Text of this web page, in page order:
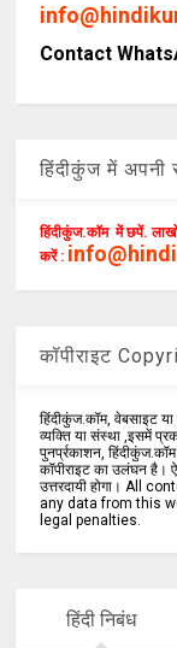
Contact
हिंदीकुंज में अपनी
हिंदीकुंज.कॉम में छपें.
करें :
कॉपीराइट
हिंदीकुंज.कॉम, वेबसाइट
व्यक्ति या संस्था ,इसमें
पुनर्प्रकाशन,
कॉपीराइट का उलंघन है।
उत्तरदायी होगा। All
any data from this
legal penalties.
हिंदी निबंध